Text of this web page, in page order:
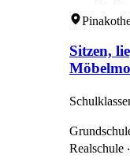
Sitzen,
Realschule